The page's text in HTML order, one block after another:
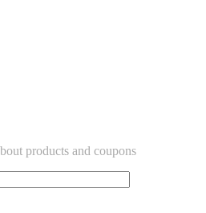
products and coupons